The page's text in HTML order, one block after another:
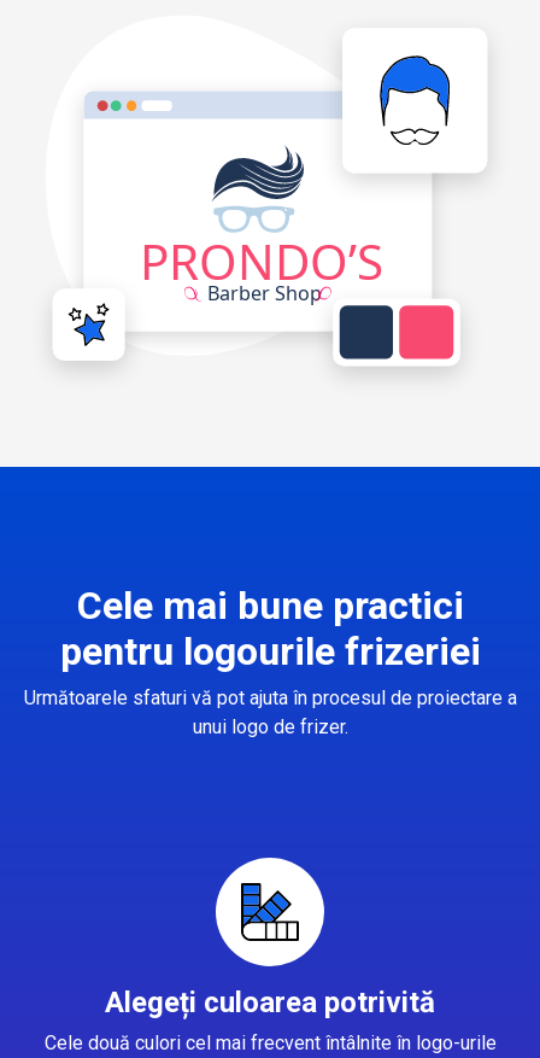
Cele mai bune practici
pentru logourile frizeriei
Următoarele sfaturi vă pot ajuta în procesul de proiectare a
unui logo de frizer.
Alegeți culoarea potrivită
Cele două culori cel mai frecvent întâlnite în logo-urile